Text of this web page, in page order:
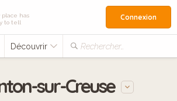
place has
to tell
Découvrir Rechercher…
Connexion
sur-Creuse